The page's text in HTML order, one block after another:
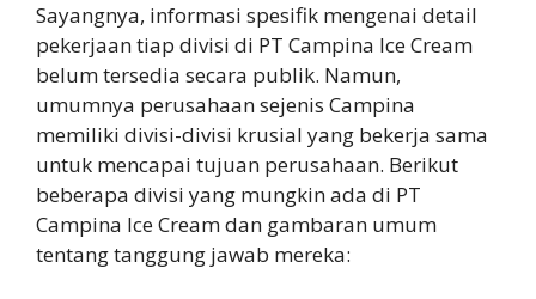
Sayangnya, informasi spesifik mengenai detail
pekerjaan tiap divisi di PT Campina Ice Cream
belum tersedia secara publik. Namun,
umumnya perusahaan sejenis Campina
memiliki divisi-divisi krusial yang bekerja sama
untuk mencapai tujuan perusahaan. Berikut
beberapa divisi yang mungkin ada di PT
Campina Ice Cream dan gambaran umum
tentang tanggung jawab mereka: